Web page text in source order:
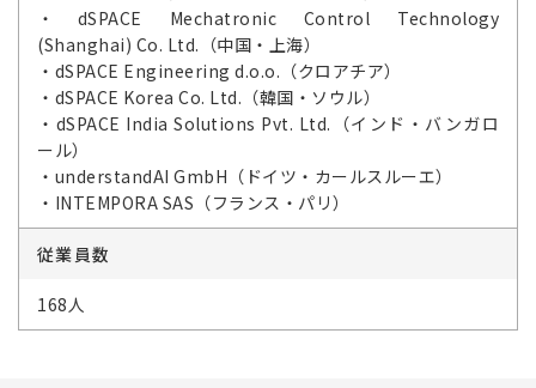
・dSPACE Mechatronic Control Technology
(Shanghai) Co. Ltd.（中国・上海）
・dSPACE Engineering d.o.o.（クロアチア）
・dSPACE Korea Co. Ltd.（韓国・ソウル）
・dSPACE India Solutions Pvt. Ltd.（インド・バンガロ
ール）
・understandAI GmbH（ドイツ・カールスルーエ）
・INTEMPORA SAS（フランス・パリ）
従業員数
168人